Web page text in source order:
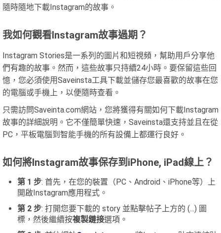
隨時隨地下載Instagram的故事。
我如何觀看Instagram故事過期？
Instagram Stories是一系列的圖片和短視頻，幫助用戶分享他
們有趣的故事。然而，這些故事只持續24小時。要保留這些回
憶，您必須使用Saveinsta工具下載並儲存您最喜歡的故事在您
的電腦或手機上，以便隨時查看。
只需訪問Saveinta.com網站，您將獲得有關如何下載Instagram
故事的詳細說明。它不僅簡單快速，Saveinsta還支持並且在從
PC，平板電腦到智能手機的所有設備上都運行良好。
如何將Instagram故事保存到iPhone, iPad線上？
第 1 步: 首先，在您的裝置（PC、Android、iPhone等）上
開啟Instagram應用程式。
第 2 步: 打開您要下載的 story 並點擊帖子上方的 (...) 圖
標，然後繼續按複製鏈接選項。